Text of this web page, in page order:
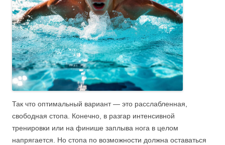
Так что оптимальный вариант — это расслабленная,
свободная стопа. Конечно, в разгар интенсивной
тренировки или на финише заплыва нога в целом
напрягается. Но стопа по возможности должна оставаться